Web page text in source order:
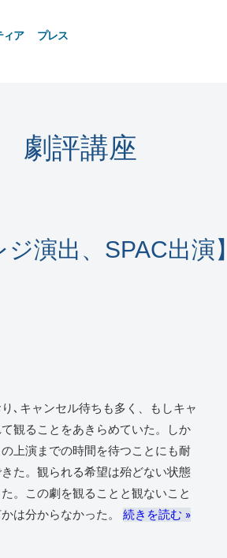
ィア プレス
劇評講座
演出、SPAC出演】
､キャンセル待ちも多く、もしキャ
観ることをあきらめていた。しか
上演までの時間を待つことにも耐
た。観られる希望は殆どない状態
。この劇を観ることと観ないこと
は分からなかった。 続きを読む »